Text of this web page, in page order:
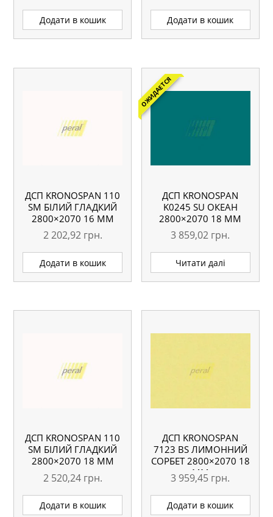
Додати в кошик Додати в кошик
ДСП KRONOSPAN 110
SM БІЛИЙ ГЛАДКИЙ
2800×2070 16 ММ
2 202,92 грн.
Додати в кошик
ОЖИДАЕТСЯ
ДСП KRONOSPAN
K0245 SU ОКЕАН
2800×2070 18 ММ
3 859,02 грн.
Читати далі
ДСП KRONOSPAN 110
SM БІЛИЙ ГЛАДКИЙ
2800×2070 18 ММ
2 520,24 грн.
Додати в кошик
ДСП KRONOSPAN
7123 BS ЛИМОННИЙ
СОРБЕТ 2800×2070 18
ММ
3 959,45 грн.
Додати в кошик